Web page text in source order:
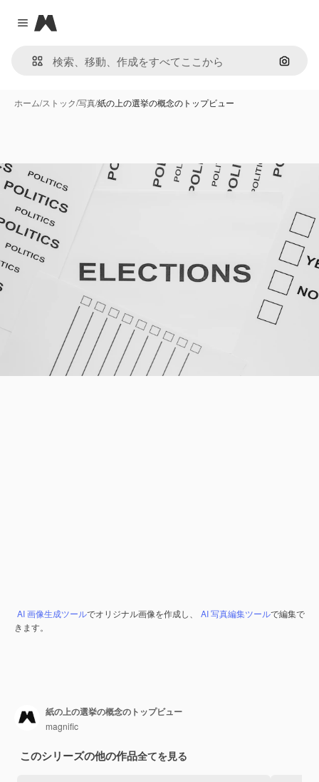
Close menu
Magnific
画像で
ホーム/ストック/写真/紙の上の選挙の概念のトップビュー
AI 画像生成ツールでオリジナル画像を作成し、 AI 写真編集ツールで編集で
きます。
紙の上の選挙の概念のトップビュー
magnific
このシリーズの他の作品全てを見る